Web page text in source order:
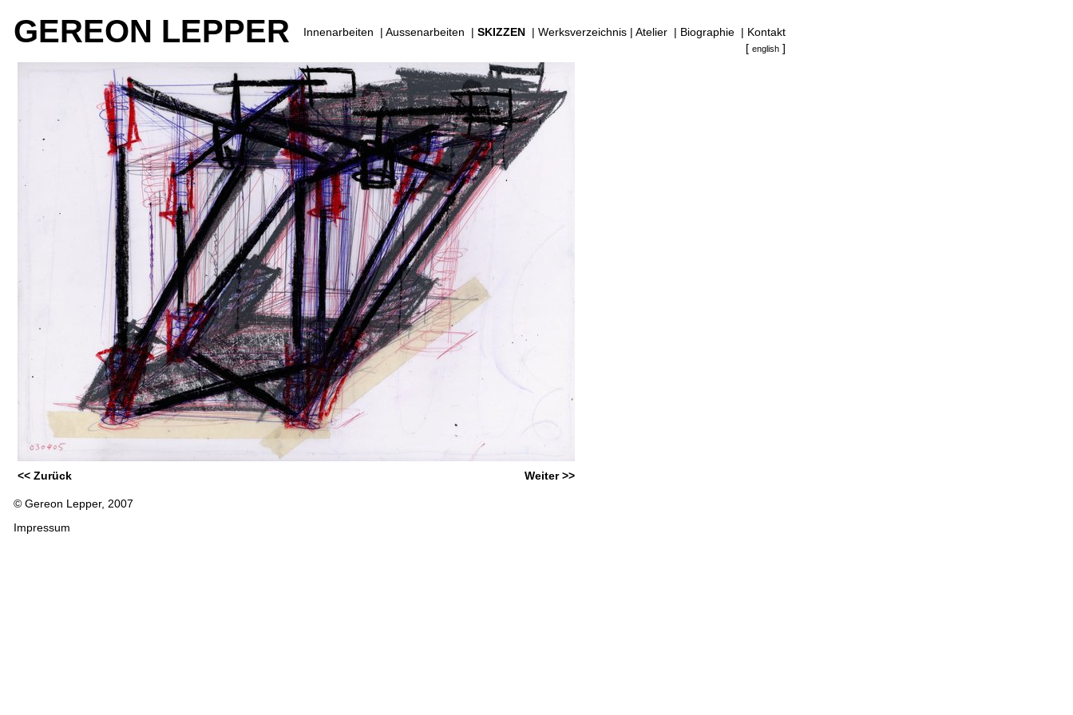
GEREON LEPPER Innenarbeiten | Aussenarbeiten | SKIZZEN | Werksverzeichnis | Atelier | Biographie | Kontakt
[ english ]
<< Zurück Weiter >>
© Gereon Lepper, 2007
Impressum